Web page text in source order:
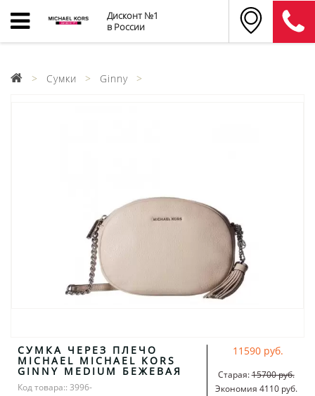
Дисконт №1
в России
Сумки Ginny
СУМКА ЧЕРЕЗ ПЛЕЧО
MICHAEL MICHAEL KORS
GINNY MEDIUM БЕЖЕВАЯ
Код товара:: 3996-
11590 руб.
Старая:15700 руб.
Экономия 4110 руб.